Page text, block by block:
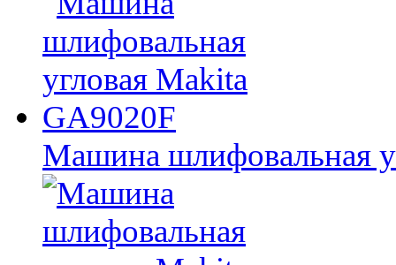
Машина шлифовальная